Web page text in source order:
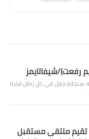
رفعت)/شيفاتايمز
سبحانه جعل في كل زمان فترة
تقيم ملتقى مستقبل